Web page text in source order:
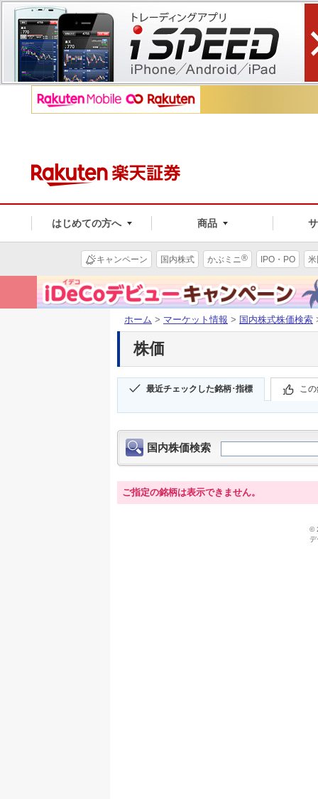
はじめての方へ 商品
キャンペーン 国内株式 かぶミニ® IPO・PO
ホーム > マーケット情報 > 国内株式株価検索
株価
最近チェックした銘柄･指標 こ